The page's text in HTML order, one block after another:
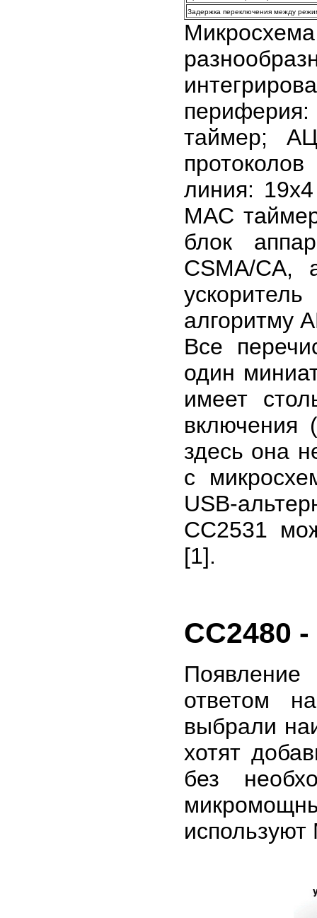
Задержка переключения между
таймер;
линия:
MAC
блок
CSMA/CA,
алгоритму
Все
один
имеет
включения
здесь она
с
USB-
CC2531
[1].
CC2480
ответом
выбрали
хотят
без